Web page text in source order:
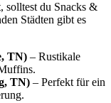
solltest du Snacks &
Städten gibt es
TN) – Rustikale
TN) – Perfekt für ein